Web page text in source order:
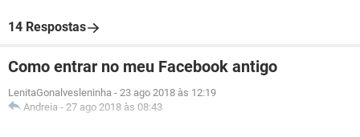
14 Respostas
Como entrar no meu Facebook antigo
LenitaGonalvesleninha - 23 ago 2018 às 12:19
Andreia - 27 ago 2018 às 08:43